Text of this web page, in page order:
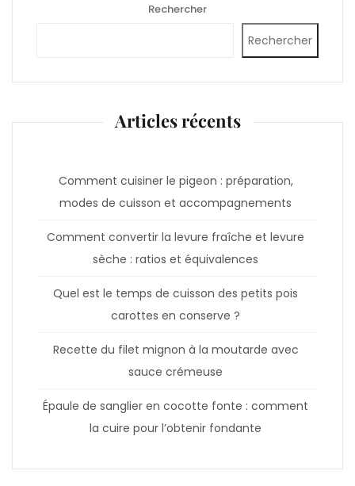
Rechercher
Rechercher
Articles récents
Comment cuisiner le pigeon : préparation,
modes de cuisson et accompagnements
Comment convertir la levure fraîche et levure
sèche : ratios et équivalences
Quel est le temps de cuisson des petits pois
carottes en conserve ?
Recette du filet mignon à la moutarde avec
sauce crémeuse
Épaule de sanglier en cocotte fonte : comment
la cuire pour l’obtenir fondante